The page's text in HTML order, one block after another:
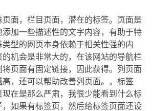
页面，栏目页面，潜在的标签。页面是
加一些描述性的文字内容，有助于特
型的网页本身依赖于相关性强的内
机会是非常大的，在该网站的导航栏
页面有固定链接，因此获得。列页面
，还可以帮助改善列页面。，标签
现在是那么严肃，我很少能看到什么标
如果有标签页，然后给标签页面还设